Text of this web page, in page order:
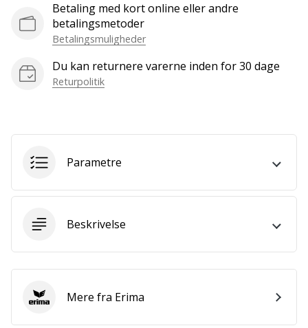
Handball
ambassadør
Har
du
som
os?
os
løbe
sammen.
Vis alle
artikler
Betaling med kort online eller andre
betalingsmetoder
Betalingsmuligheder
Du kan returnere varerne inden for 30 dage
Returpolitik
Parametre
Beskrivelse
ErimaMere fra Erima